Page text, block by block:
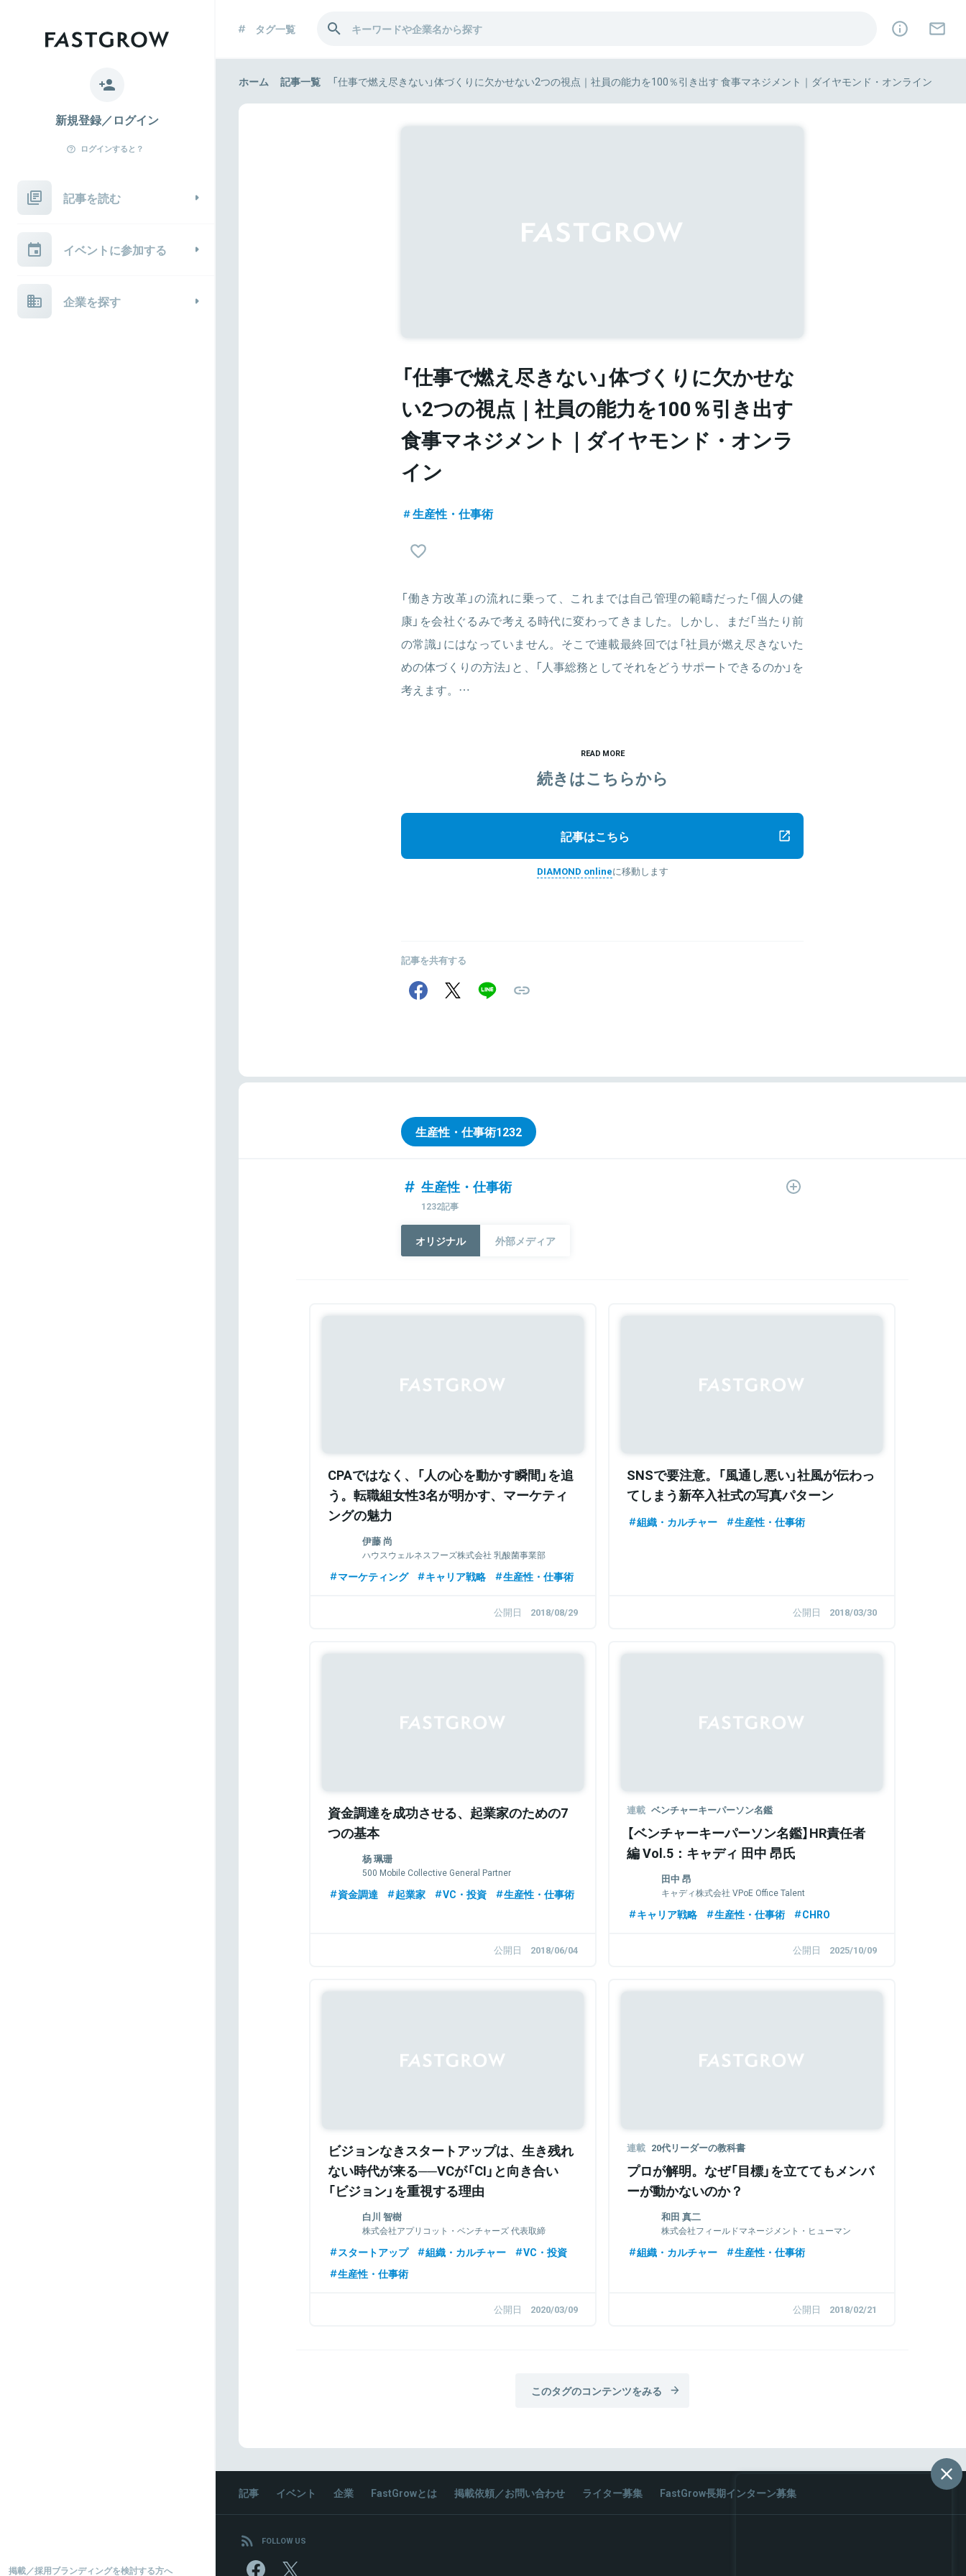
新規登録／ログイン
ログインすると？
記事を読む
イベントに参加する
企業を探す
掲載／採用ブランディングを検討する方へ
タグ一覧
ホーム 記事一覧 「仕事で燃え尽きない」体づくりに欠かせない2つの視点｜社員の能力を100％引き出す 食事マネジメント｜ダイヤモンド・オンライン
「仕事で燃え尽きない」体づくりに欠かせな
い2つの視点｜社員の能力を100％引き出す
食事マネジメント｜ダイヤモンド・オンラ
イン
生産性・仕事術
「働き方改革」の流れに乗って、これまでは自己管理の範疇だった「個人の健
康」を会社ぐるみで考える時代に変わってきました。しかし、まだ「当たり前
の常識」にはなっていません。そこで連載最終回では「社員が燃え尽きないた
めの体づくりの方法」と、「人事総務としてそれをどうサポートできるのか」を
考えます。…
READ MORE
続きはこちらから
記事はこちら
DIAMOND onlineに移動します
記事を共有する
生産性・仕事術1232
生産性・仕事術
1232記事
オリジナル 外部メディア
CPAではなく、「人の心を動かす瞬間」を追
う。転職組女性3名が明かす、マーケティ
ングの魅力
伊藤 尚
ハウスウェルネスフーズ株式会社 乳酸菌事業部
マーケティング キャリア戦略 生産性・仕事術
公開日 2018/08/29
SNSで要注意。「風通し悪い」社風が伝わっ
てしまう新卒入社式の写真パターン
組織・カルチャー 生産性・仕事術
公開日 2018/03/30
資金調達を成功させる、起業家のための7
つの基本
杨 珮珊
500 Mobile Collective General Partner
資金調達 起業家 VC・投資 生産性・仕事術
公開日 2018/06/04
連載 ベンチャーキーパーソン名鑑
【ベンチャーキーパーソン名鑑】HR責任者
編 Vol.5：キャディ 田中 昂氏
田中 昂
キャディ株式会社 VPoE Office Talent
Acquisition Team Manager
キャリア戦略 生産性・仕事術 CHRO
公開日 2025/10/09
ビジョンなきスタートアップは、生き残れ
ない時代が来る──VCが「CI」と向き合い
「ビジョン」を重視する理由
白川 智樹
株式会社アプリコット・ベンチャーズ 代表取締
スタートアップ 組織・カルチャー
VC・投資
生産性・仕事術
公開日 2020/03/09
連載 20代リーダーの教科書
プロが解明。なぜ「目標」を立ててもメンバ
ーが動かないのか？
和田 真二
株式会社フィールドマネージメント・ヒューマン
リソース ディレクター
組織・カルチャー 生産性・仕事術
公開日 2018/02/21
このタグのコンテンツをみる
記事 イベント 企業 FastGrowとは 掲載依頼／お問い合わせ ライター募集 FastGrow長期インターン募集
FOLLOW US